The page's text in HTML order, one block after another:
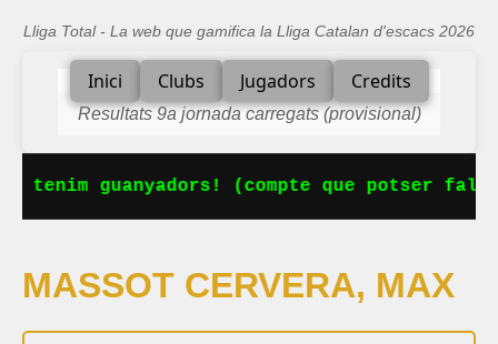
Lliga Total - La web que gamifica la Lliga Catalan d'escacs 2026
Inici Clubs Jugadors Credits
Resultats 9a jornada carregats (provisional)
tenim guanyadors! (compte que potser
MASSOT CERVERA, MAX